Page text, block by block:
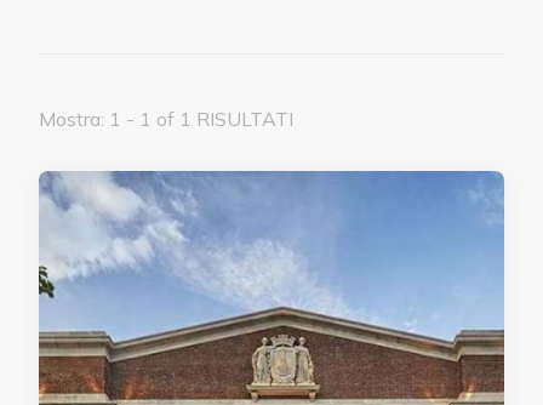
Mostra: 1 - 1 of 1 RISULTATI